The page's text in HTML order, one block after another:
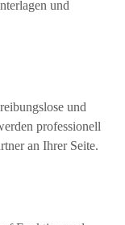
und
und
professionell
an Ihrer Seite.